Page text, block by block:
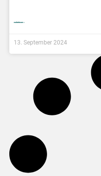
weiterlesen »
13. September 2024